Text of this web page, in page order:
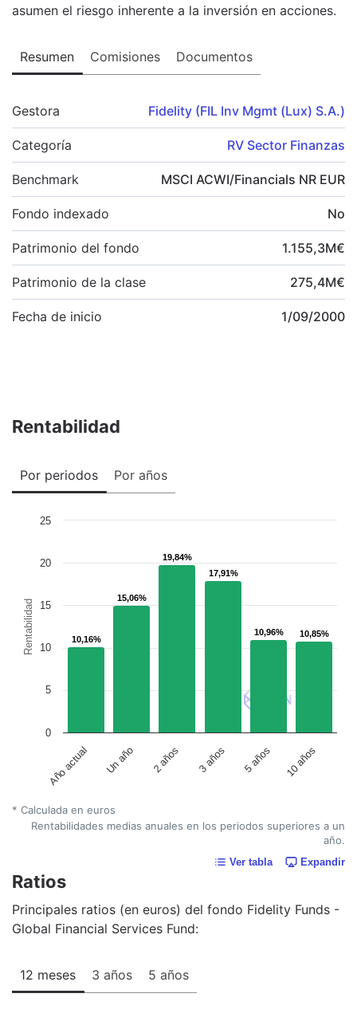
asumen el riesgo inherente a la inversión en acciones.
Resumen Comisiones Documentos
Gestora Fidelity (FIL Inv Mgmt (Lux) S.A.)
Categoría RV Sector Finanzas
Benchmark MSCI ACWI/Financials NR EUR
Fondo indexado No
Patrimonio del fondo 1.155,3M€
Patrimonio de la clase 275,4M€
Fecha de inicio 1/09/2000
Rentabilidad
Por periodos Por años
Rentabilidad 10,16%
10,16%
15,06%
15,06%
19,84%
19,84%
17,91%
17,91%
10,96%
10,96% 10,85%
10,85%
Año actual Un año 2 años 3 años 5 años 10 años
0
5
10
15
20
25
* Calculada en euros
Rentabilidades medias anuales en los periodos superiores a un
año.
Ver tabla Expandir
Ratios
Principales ratios (en euros) del fondo Fidelity Funds -
Global Financial Services Fund:
12 meses 3 años 5 años